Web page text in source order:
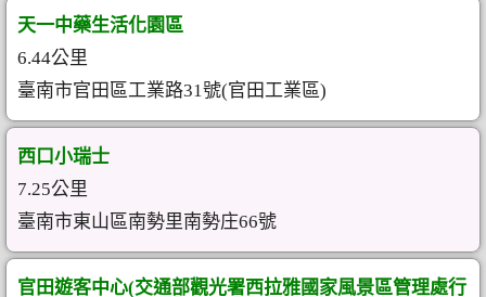
天一中藥生活化園區
6.44公里
臺南市官田區工業路31號(官田工業區)
西口小瑞士
7.25公里
臺南市東山區南勢里南勢庄66號
官田遊客中心(交通部觀光署西拉雅國家風景區管理處行